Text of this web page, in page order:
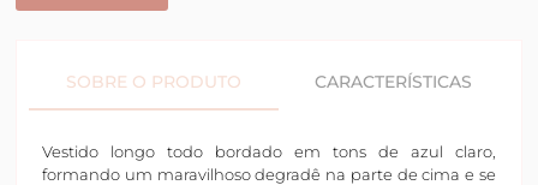
SOBRE O PRODUTO CARACTERÍSTICAS
Vestido longo todo bordado em tons de azul claro,
formando um maravilhoso degradê na parte de cima e se